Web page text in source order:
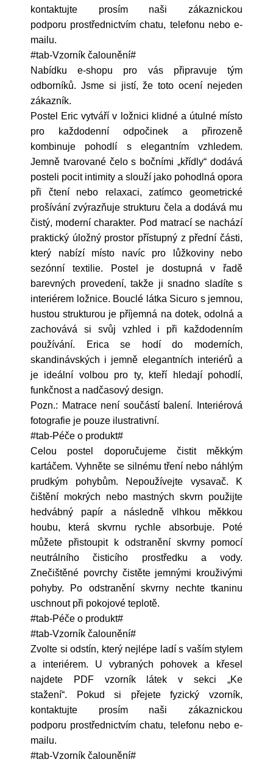
kontaktujte prosím naši zákaznickou
podporu prostřednictvím chatu, telefonu nebo e-
mailu.
#tab-Vzorník čalounění#
Nabídku e-shopu pro vás připravuje tým
odborníků. Jsme si jistí, že toto ocení nejeden
zákazník.
Postel Eric vytváří v ložnici klidné a útulné místo
pro každodenní odpočinek a přirozeně
kombinuje pohodlí s elegantním vzhledem.
Jemně tvarované čelo s bočními „křídly“ dodává
posteli pocit intimity a slouží jako pohodlná opora
při čtení nebo relaxaci, zatímco geometrické
prošívání zvýrazňuje strukturu čela a dodává mu
čistý, moderní charakter. Pod matrací se nachází
praktický úložný prostor přístupný z přední části,
který nabízí místo navíc pro lůžkoviny nebo
sezónní textilie. Postel je dostupná v řadě
barevných provedení, takže ji snadno sladíte s
interiérem ložnice. Bouclé látka Sicuro s jemnou,
hustou strukturou je příjemná na dotek, odolná a
zachovává si svůj vzhled i při každodenním
používání. Erica se hodí do moderních,
skandinávských i jemně elegantních interiérů a
je ideální volbou pro ty, kteří hledají pohodlí,
funkčnost a nadčasový design.
Pozn.: Matrace není součástí balení. Interiérová
fotografie je pouze ilustrativní.
#tab-Péče o produkt#
Celou postel doporučujeme čistit měkkým
kartáčem. Vyhněte se silnému tření nebo náhlým
prudkým pohybům. Nepoužívejte vysavač. K
čištění mokrých nebo mastných skvrn použijte
hedvábný papír a následně vlhkou měkkou
houbu, která skvrnu rychle absorbuje. Poté
můžete přistoupit k odstranění skvrny pomocí
neutrálního čisticího prostředku a vody.
Znečištěné povrchy čistěte jemnými krouživými
pohyby. Po odstranění skvrny nechte tkaninu
uschnout při pokojové teplotě.
#tab-Péče o produkt#
#tab-Vzorník čalounění#
Zvolte si odstín, který nejlépe ladí s vaším stylem
a interiérem. U vybraných pohovek a křesel
najdete PDF vzorník látek v sekci „Ke
stažení“.
Pokud si přejete fyzický vzorník,
kontaktujte prosím naši zákaznickou
podporu prostřednictvím chatu, telefonu nebo e-
mailu.
#tab-Vzorník čalounění#